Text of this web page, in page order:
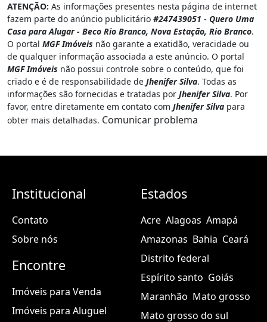
ATENÇÃO: As informações presentes nesta página de internet
fazem parte do anúncio publicitário #247439051 - Quero Uma
Casa para Alugar - Beco Rio Branco, Nova Estação, Rio Branco.
O portal MGF Imóveis não garante a exatidão, veracidade ou
de qualquer informação associada a este anúncio. O portal
MGF Imóveis não possui controle sobre o conteúdo, que foi
criado e é de responsabilidade de Jhenifer Silva. Todas as
informações são fornecidas e tratadas por Jhenifer Silva. Por
favor, entre diretamente em contato com Jhenifer Silva para
obter mais detalhadas. Comunicar problema
Institucional
Contato
Sobre nós
Encontre
Imóveis para Venda
Imóveis para Aluguel
Estados
Acre Alagoas Amapá
Amazonas Bahia Ceará
Distrito federal
Espírito santo Goiás
Maranhão Mato grosso
Mato grosso do sul